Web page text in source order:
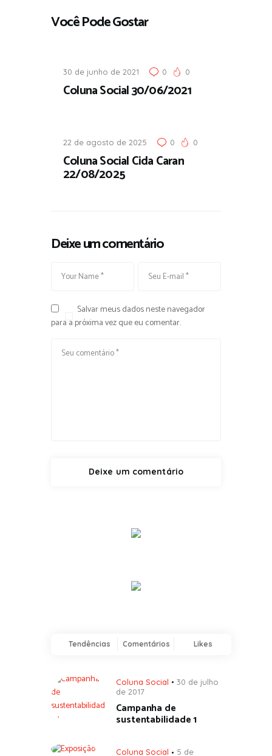
Você Pode Gostar
30 de junho de 2021 0 0
Coluna Social 30/06/2021
22 de agosto de 2025 0 0
Coluna Social Cida Caran
22/08/2025
Deixe um comentário
Salvar meus dados neste navegador
para a próxima vez que eu comentar.
Tendências Comentários Likes
Coluna Social
30 de julho
de 2017
Campanha de
sustentabilidade 1
Coluna Social
5 de